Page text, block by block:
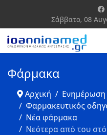
Σάββατο, 08
Φάρμακα
Αρχική
Ενημέρωση
Φαρμακευτικός
Νέα φάρμακα
Νεότερα από του